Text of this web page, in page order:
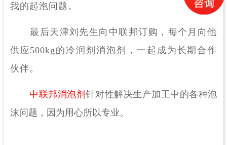
我的起泡问题。
最后天津刘先生向中联邦订购，每个月向他
供应500kg的冷润剂消泡剂
，一起成为长期合作
伙伴。
中联邦消泡剂针对性解决生产加工中的各种泡
沫问题，因为用心所以专业。